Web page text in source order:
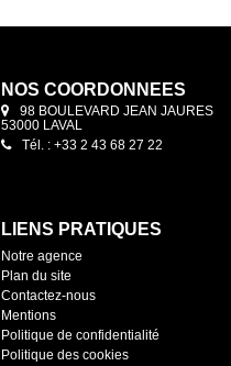
NOS COORDONNÉES
98 BOULEVARD JEAN JAURES
53000 LAVAL
Tél. : +33 2 43 68 27 22
LIENS PRATIQUES
Notre agence
Plan du site
Contactez-nous
Mentions
Politique de confidentialité
Politique des cookies